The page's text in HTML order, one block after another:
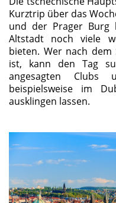
Kurztrip über das
und der Prager Burg
Altstadt noch viele
bieten. Wer nach dem
ist, kann den Tag
angesagten
beispielsweise im
ausklingen lassen.